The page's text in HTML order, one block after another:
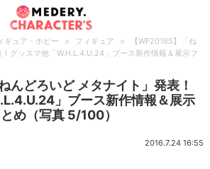
ギュア・ホビー > フィギュア >
【WF2016S】「ね
グッスマ他「W.H.L.4.U.24」ブース新作情報＆展示フ
んどろいど メタナイト」発表！
」ブース新作情報＆展示
め（写真 5/100）
2016.7.24 16:55